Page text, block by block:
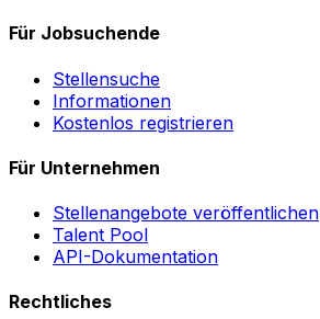
Für Jobsuchende
Stellensuche
Informationen
Kostenlos registrieren
Für Unternehmen
Stellenangebote veröffentlichen
Talent Pool
API-Dokumentation
Rechtliches